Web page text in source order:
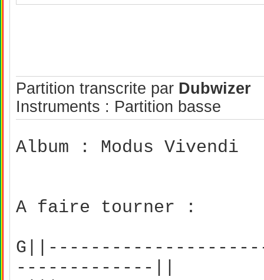
Partition transcrite par Dubwizer
Instruments : Partition basse
Album : Modus Vivendi
A faire tourner :
-------------||